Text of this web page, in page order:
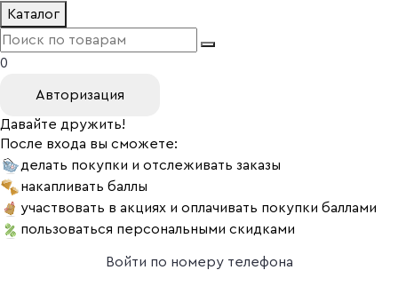
Каталог
0
Авторизация
Давайте дружить!
После входа вы сможете:
делать покупки и отслеживать заказы
накапливать баллы
участвовать в акциях и оплачивать покупки баллами
пользоваться персональными скидками
Войти по номеру телефона